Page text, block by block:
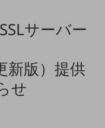
サーバー
新版）提供
せ